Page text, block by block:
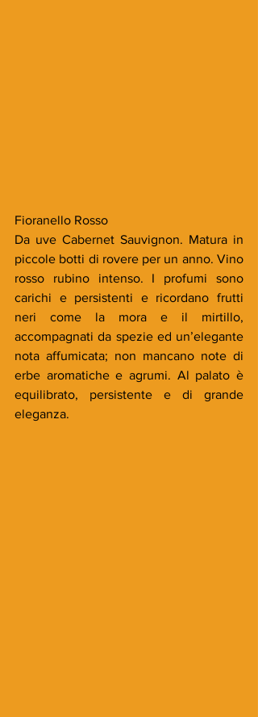
Fioranello Rosso
Da uve Cabernet Sauvignon. Matura in
piccole botti di rovere per un anno. Vino
rosso rubino intenso. I profumi sono
carichi e persistenti e ricordano frutti
neri come la mora e il mirtillo,
accompagnati da spezie ed un’elegante
nota affumicata; non mancano note di
erbe aromatiche e agrumi. Al palato è
equilibrato, persistente e di grande
eleganza.